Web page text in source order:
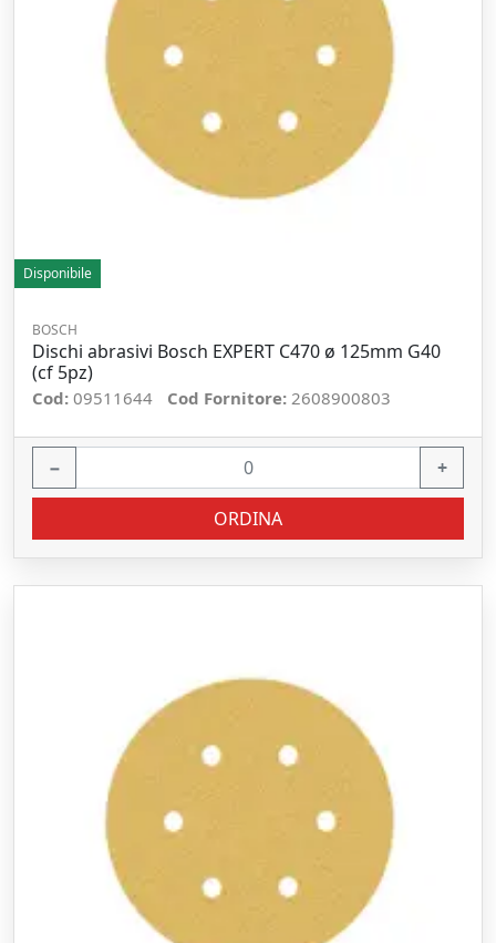
Disponibile
BOSCH
Dischi abrasivi Bosch EXPERT C470 ø 125mm G40
(cf 5pz)
Cod: 09511644 Cod Fornitore: 2608900803
− +
ORDINA